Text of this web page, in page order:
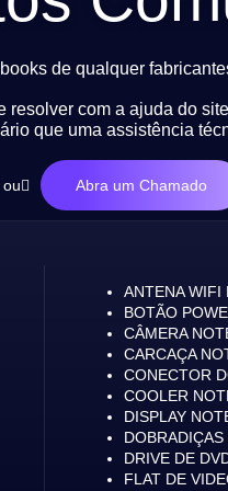
de qualquer
com a ajuda do
que uma assistência
Abra um Chamado
ANTENA WIFI
BOTÃO
CÂMERA
CARCAÇA
CONECTOR
COOLER
DISPLAY
DOBRADIÇAS
DRIVE DE
FLAT DE